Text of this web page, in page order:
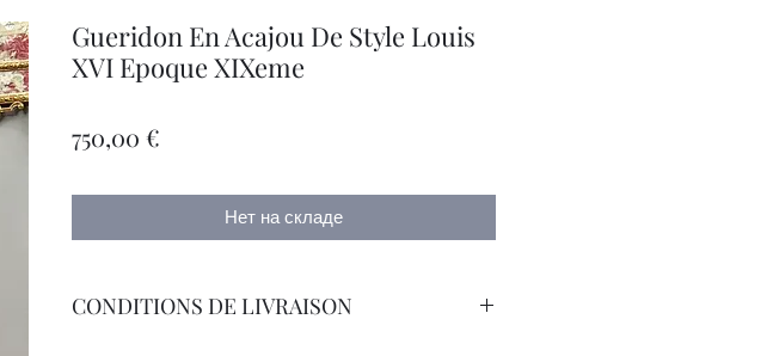
Gueridon En Acajou De Style Louis
XVI Epoque XIXeme
750,00 €
Нет на складе
CONDITIONS DE LIVRAISON